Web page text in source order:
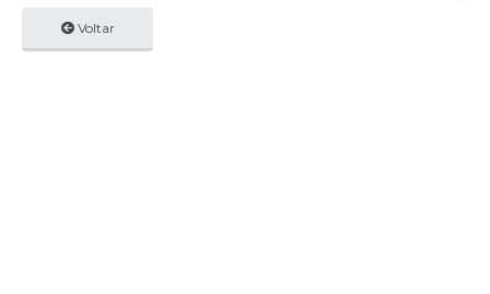
Voltar